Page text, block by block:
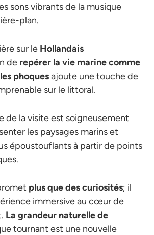
sons vibrants de la musique
plan.
sur le Hollandais
de repérer la vie marine comme
phoquesajoute une touche de
sur le littoral.
de la visite est soigneusement
les paysages marins et
époustouflants à partir de points
plus que des curiosités; il
immersive au cœur de
La grandeur naturelle de
tournant est une nouvelle